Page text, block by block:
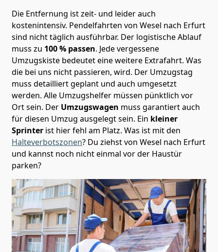
Die Entfernung ist zeit- und leider auch
kostenintensiv. Pendelfahrten von Wesel nach Erfurt
sind nicht täglich ausführbar. Der logistische Ablauf
muss zu 100 % passen. Jede vergessene
Umzugskiste bedeutet eine weitere Extrafahrt. Was
die bei uns nicht passieren, wird. Der Umzugstag
muss detailliert geplant und auch umgesetzt
werden. Alle Umzugshelfer müssen pünktlich vor
Ort sein. Der Umzugswagen muss garantiert auch
für diesen Umzug ausgelegt sein. Ein kleiner
Sprinter ist hier fehl am Platz. Was ist mit den
Halteverbotszonen? Du ziehst von Wesel nach Erfurt
und kannst noch nicht einmal vor der Haustür
parken?